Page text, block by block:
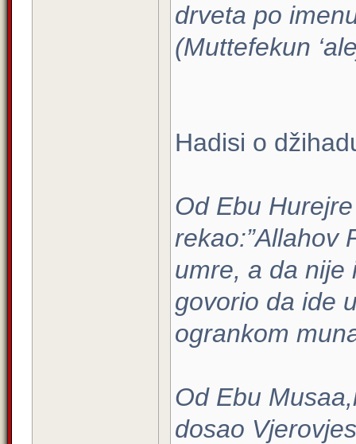
drveta po
(Muttefekun
Hadisi o
Od Ebu
rekao:”Allahov
umre, a da nije
govorio da ide
ogrankom
Od Ebu
dosao